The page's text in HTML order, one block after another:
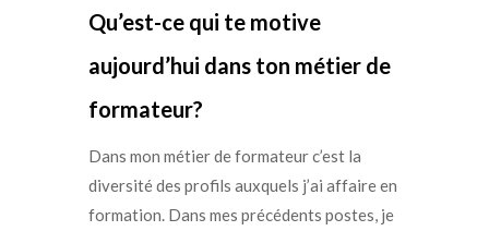
Qu’est-ce qui te motive
aujourd’hui dans ton métier de
formateur?
Dans mon métier de formateur c’est la
diversité des profils auxquels j’ai affaire en
formation. Dans mes précédents postes, je